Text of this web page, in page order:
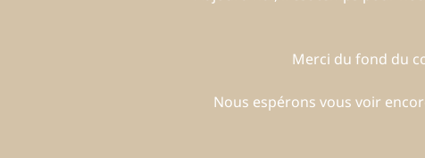
Merci du fond du
Nous espérons vous voir